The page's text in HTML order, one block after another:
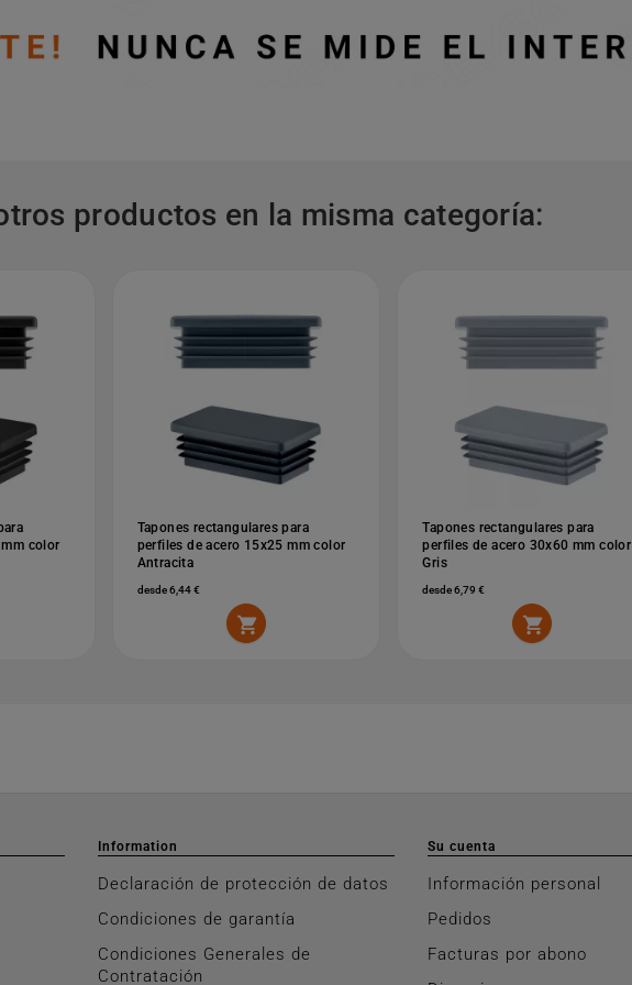
productos en la misma categoría:
color
Tapones rectangulares para
perfiles de acero 15x25 mm color
Antracita
desde 6,44 €

Tapones rectangulares para
perfiles de acero 30x60 mm color
Gris
desde 6,79 €

Information
Declaración de protección de datos
Condiciones de garantía
Condiciones Generales de
Contratación
Su cuenta
Información personal
Pedidos
Facturas por abono